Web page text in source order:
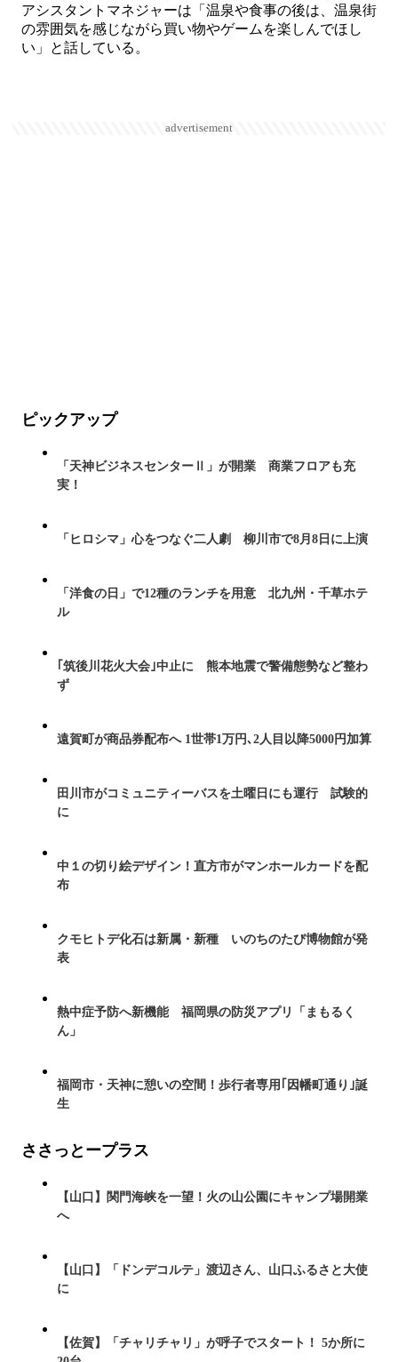
アシスタントマネジャーは「温泉や食事の後は、温泉街
の雰囲気を感じながら買い物やゲームを楽しんでほし
い」と話している。
advertisement
ピックアップ
「天神ビジネスセンターⅡ」が開業 商業フロアも充
実！
「ヒロシマ」心をつなぐ二人劇 柳川市で8月8日に上演
「洋食の日」で12種のランチを用意 北九州・千草ホテ
ル
｢筑後川花火大会｣中止に 熊本地震で警備態勢など整わ
ず
遠賀町が商品券配布へ 1世帯1万円､2人目以降5000円加算
田川市がコミュニティーバスを土曜日にも運行 試験的
に
中１の切り絵デザイン！直方市がマンホールカードを配
布
クモヒトデ化石は新属・新種 いのちのたび博物館が発
表
熱中症予防へ新機能 福岡県の防災アプリ「まもるく
ん」
福岡市・天神に憩いの空間！歩行者専用｢因幡町通り｣誕
生
ささっとープラス
【山口】関門海峡を一望！火の山公園にキャンプ場開業
へ
【山口】「ドンデコルテ」渡辺さん、山口ふるさと大使
に
【佐賀】「チャリチャリ」が呼子でスタート！ 5か所に